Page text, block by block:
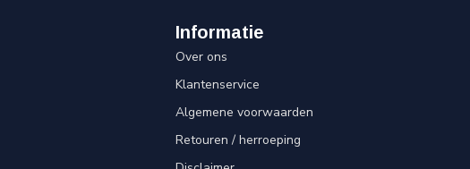
Informatie
Over ons
Klantenservice
Algemene voorwaarden
Retouren / herroeping